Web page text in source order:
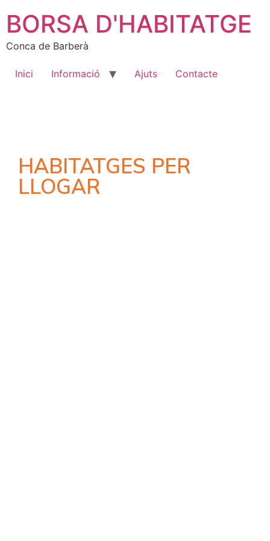
BORSA D'HABITATGE
Conca de Barberà
Inici Informació Ajuts Contacte
HABITATGES PER
LLOGAR